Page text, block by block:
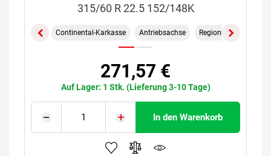
315/60 R 22.5 152/148K
Continental-Karkasse Antriebsachse Regional
271,57 €
Auf Lager: 1 Stk. (Lieferung 3-10 Tage)
In den Warenkorb